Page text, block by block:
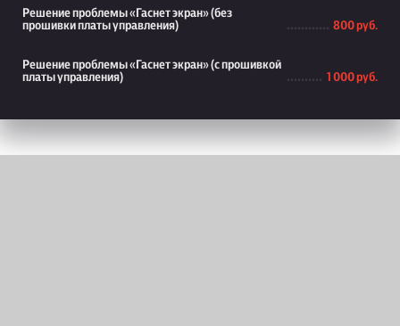
Решение проблемы «Гаснет экран» (без
прошивки платы управления)
800 руб.
Решение проблемы «Гаснет экран» (с прошивкой
платы управления)
1 000 руб.